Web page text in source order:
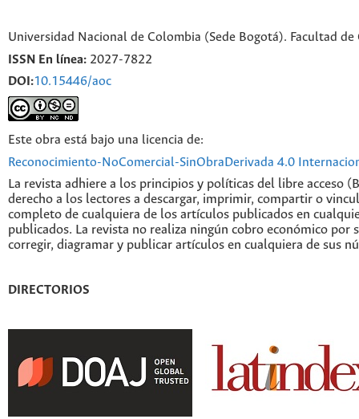
Universidad Nacional de Colombia (Sede Bogotá). Facultad
ISSN En línea: 2027-7822
DOI:10.15446/aoc
Este obra está bajo una licencia de:
Reconocimiento-NoComercial-SinObraDerivada 4.0
La revista adhiere a los principios y políticas del libre acceso
derecho a los lectores a descargar, imprimir, compartir o
completo de cualquiera de los artículos publicados en
publicados. La revista no realiza ningún cobro económico por
corregir, diagramar y publicar artículos en cualquiera de sus
DIRECTORIOS